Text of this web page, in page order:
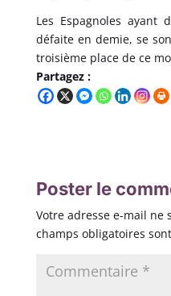
Les Espagnoles
défaite en demie, se
troisième place de ce
Partagez :
Poster le
Votre adresse e-mail ne
champs obligatoires